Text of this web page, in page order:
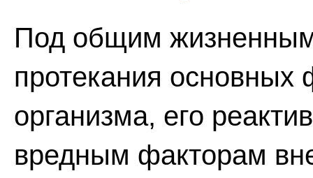
Под общим
протекания основных
организма, его
вредным факторам